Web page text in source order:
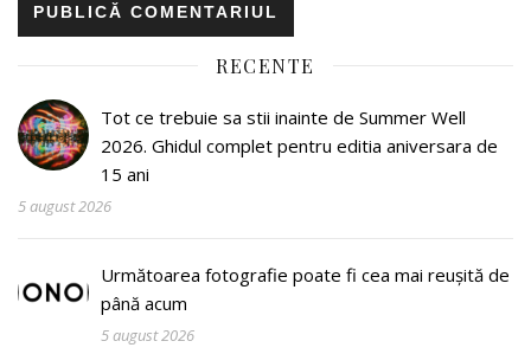
RECENTE
Tot ce trebuie sa stii inainte de Summer Well
2026. Ghidul complet pentru editia aniversara de
15 ani
5 august 2026
Următoarea fotografie poate fi cea mai reușită de
până acum
5 august 2026